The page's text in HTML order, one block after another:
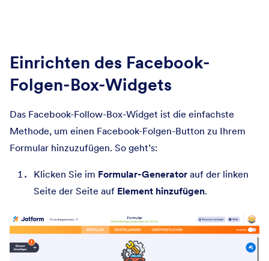
Einrichten des Facebook-
Folgen-Box-Widgets
Das Facebook-Follow-Box-Widget ist die einfachste
Methode, um einen Facebook-Folgen-Button zu Ihrem
Formular hinzuzufügen. So geht’s:
Klicken Sie im Formular-Generator auf der linken
Seite der Seite auf Element hinzufügen.